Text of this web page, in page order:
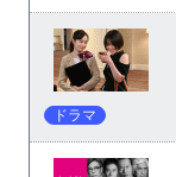
ドラマ